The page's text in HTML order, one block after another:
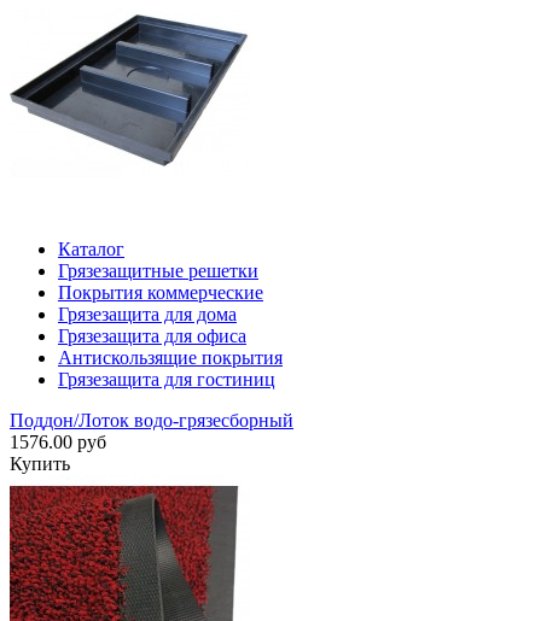
Каталог
Грязезащитные решетки
Покрытия коммерческие
Грязезащита для дома
Грязезащита для офиса
Антискользящие покрытия
Грязезащита для гостиниц
Поддон/Лоток водо-грязесборный
1576.00 руб
Купить